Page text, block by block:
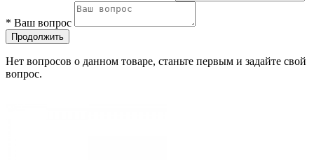
* Ваш вопрос
Продолжить
Нет вопросов о данном товаре, станьте первым и задайте свой
вопрос.